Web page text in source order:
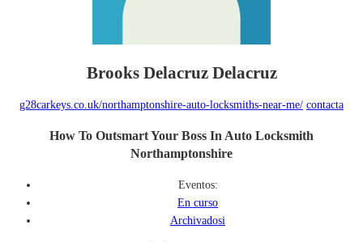
Brooks Delacruz Delacruz
g28carkeys.co.uk/northamptonshire-auto-locksmiths-near-me/ contacta
How To Outsmart Your Boss In Auto Locksmith
Northamptonshire
Eventos:
En curso
Archivadosi